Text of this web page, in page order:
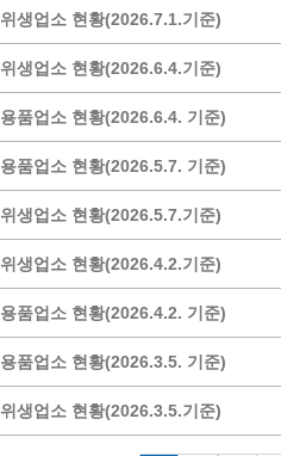
민
리 사업
테
생업소 현황(2026.7.1.기준)
생업소 현황(2026.6.4.기준)
품업소 현황(2026.6.4. 기준)
품업소 현황(2026.5.7. 기준)
생업소 현황(2026.5.7.기준)
생업소 현황(2026.4.2.기준)
품업소 현황(2026.4.2. 기준)
품업소 현황(2026.3.5. 기준)
생업소 현황(2026.3.5.기준)